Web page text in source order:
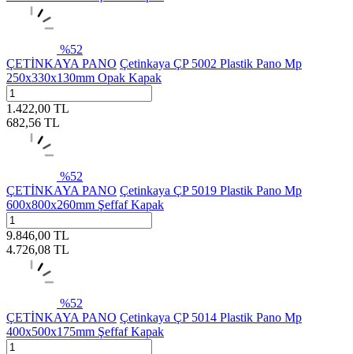
%52
ÇETİNKAYA PANO Çetinkaya ÇP 5002 Plastik Pano Mp
250x330x130mm Opak Kapak
1.422,00 TL
682,56 TL
%52
ÇETİNKAYA PANO Çetinkaya ÇP 5019 Plastik Pano Mp
600x800x260mm Şeffaf Kapak
9.846,00 TL
4.726,08 TL
%52
ÇETİNKAYA PANO Çetinkaya ÇP 5014 Plastik Pano Mp
400x500x175mm Şeffaf Kapak